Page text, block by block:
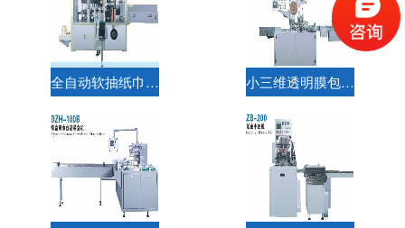
全自动软抽纸巾包装机 小三维透明膜包装机